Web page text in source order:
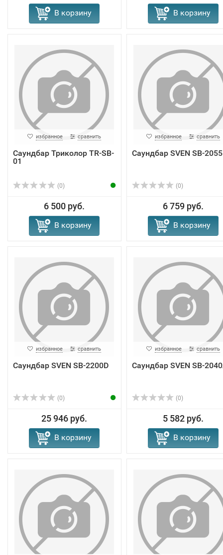
В корзину В корзину
избранное сравнить
Саундбар Триколор TR-SB-
01
(0)
6 500 руб.
В корзину
избранное сравнить
Саундбар SVEN SB-2055
(0)
6 759 руб.
В корзину
избранное сравнить
Саундбар SVEN SB-2200D
(0)
25 946 руб.
В корзину
избранное сравнить
Саундбар SVEN SB-
(0)
5 582 руб.
В корзину